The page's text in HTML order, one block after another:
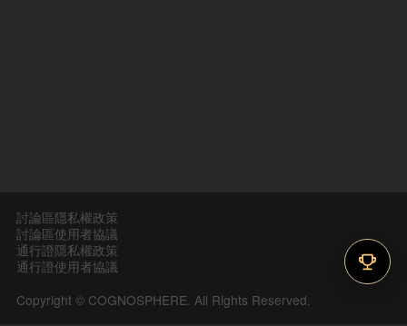
討論區隱私權政策
討論區使用者協議
通行證隱私權政策
通行證使用者協議
Copyright © COGNOSPHERE. All Rights Reserved.